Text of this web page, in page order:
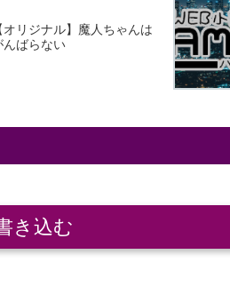
オリジナル】魔人ちゃんは
んばらない
き込む